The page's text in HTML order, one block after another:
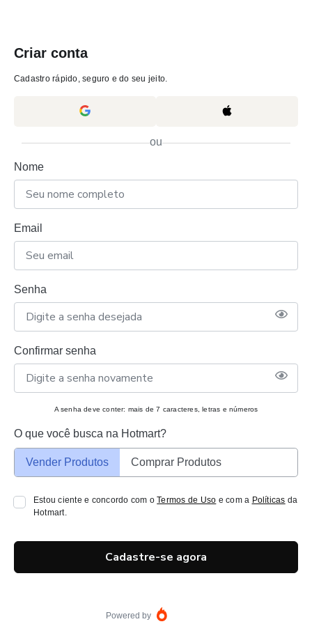
Criar conta
Cadastro rápido, seguro e do seu jeito.
ou
Nome
Email
Senha
Confirmar senha
A senha deve conter: mais de 7 caracteres, letras e números
O que você busca na Hotmart?
Vender Produtos Comprar Produtos
Estou ciente e concordo com oTermos de Uso e com a Políticas da
Hotmart.
Cadastre-se agora
Powered by